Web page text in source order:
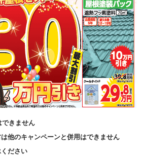
きません
他のキャンペーンと併用はできません
ださい